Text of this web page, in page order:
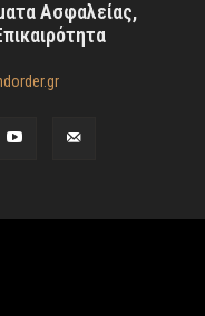
Ασφαλείας,